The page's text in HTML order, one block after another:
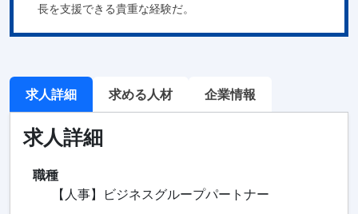
長を支援できる貴重な経験だ。
求人詳細 求める人材 企業情報
求人詳細
職種
【人事】ビジネスグループパートナー